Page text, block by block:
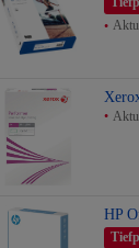
HP